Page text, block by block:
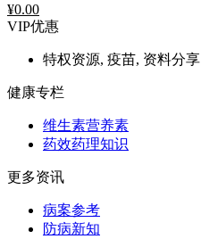
¥0.00
VIP优惠
特权资源, 疫苗, 资料分享
健康专栏
维生素营养素
药效药理知识
更多资讯
病案参考
防病新知